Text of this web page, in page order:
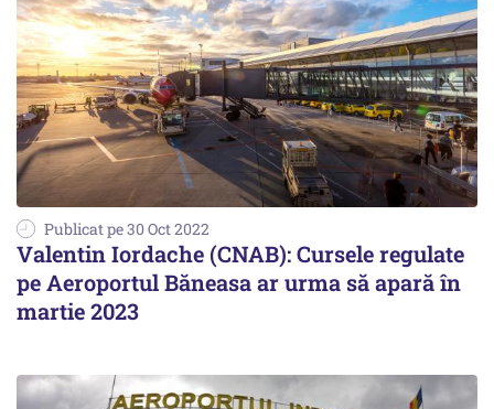
Publicat pe 30 Oct 2022
Valentin Iordache (CNAB): Cursele regulate
pe Aeroportul Băneasa ar urma să apară în
martie 2023